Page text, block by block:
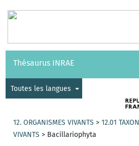
Vocabulaires API
Thésaurus INRAE
Toutes les langues
12. ORGANISMES VIVANTS >12.01
VIVANTS > Bacillariophyta